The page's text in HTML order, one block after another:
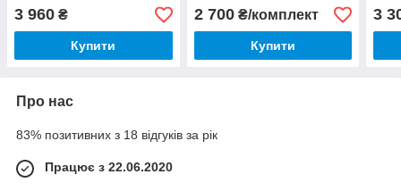
3 960 ₴
Купити
2 700₴/комплект
Купити
3
Про нас
83% позитивних з 18 відгуків за рік
Працює з 22.06.2020